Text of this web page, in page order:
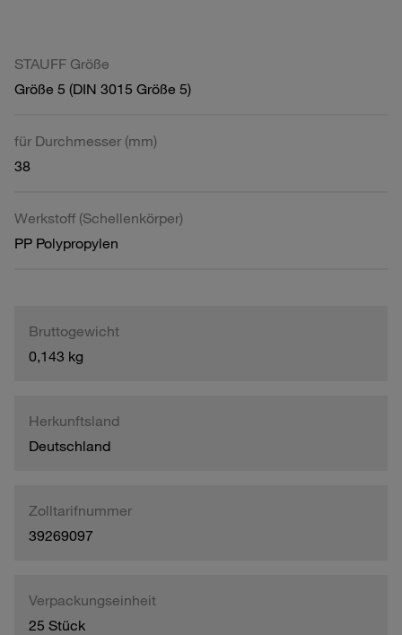
STAUFF Größe
Größe 5 (DIN 3015 Größe 5)
für Durchmesser (mm)
38
Werkstoff (Schellenkörper)
PP Polypropylen
Bruttogewicht
0,143 kg
Herkunftsland
Deutschland
Zolltarifnummer
39269097
Verpackungseinheit
25 Stück